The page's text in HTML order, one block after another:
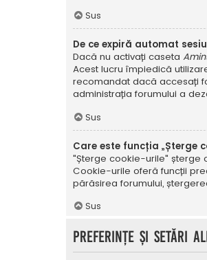
Sus
De ce expiră automat
Dacă nu activați caseta
Acest lucru împiedică
recomandat dacă accesați
administrația forumului a
Sus
Care este funcția „Șterge
"Șterge cookie-urile" șterge
Cookie-urile oferă funcții
părăsirea forumului,
Sus
Preferințe și setări